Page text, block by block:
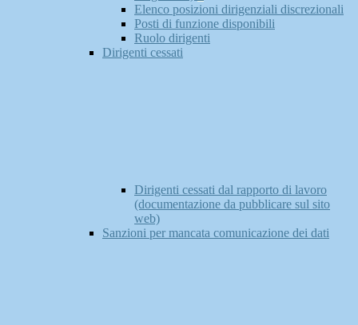
Elenco posizioni dirigenziali discrezionali
Posti di funzione disponibili
Ruolo dirigenti
Dirigenti cessati
Dirigenti cessati dal rapporto di lavoro
(documentazione da pubblicare sul sito
web)
Sanzioni per mancata comunicazione dei dati